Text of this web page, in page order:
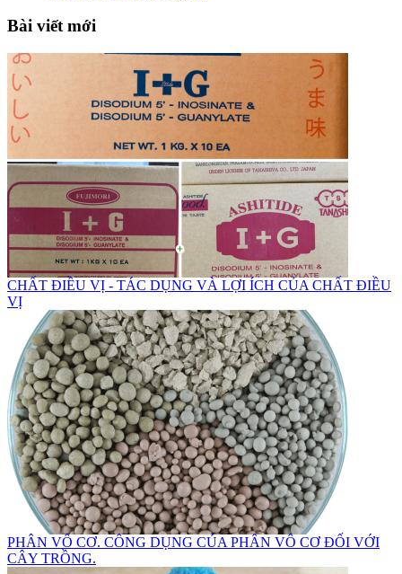
Bài viết mới
CHẤT ĐIỀU VỊ - TÁC DỤNG VÀ LỢI ÍCH CỦA CHẤT ĐIỀU
VỊ
PHÂN VÔ CƠ. CÔNG DỤNG CỦA PHÂN VÔ CƠ ĐỐI VỚI
CÂY TRỒNG.